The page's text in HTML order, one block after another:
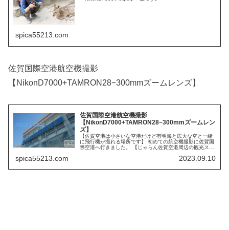
spica55213.com
佐賀国際空港航空機撮影
【NikonD7000+TAMRON28−300mmズームレンズ】
佐賀国際空港航空機撮影
【NikonD7000+TAMRON28−300mmズームレン
ズ】
【佐賀空港は小さいな空港だけど有明海と広大な空と一緒
に飛行機が撮れる場所です】 初めての航空機撮影に佐賀国
際空港へ行きました。 【じゃらん佐賀空港周辺の観光スポ
spica55213.com 2023.09.10